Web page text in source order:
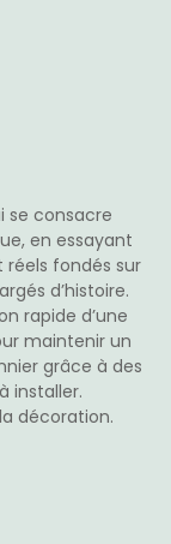
se consacre
en essayant
fondés sur
d’histoire.
rapide d’une
maintenir un
grâce à des
installer.
décoration.